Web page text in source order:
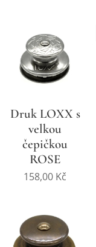
Druk LOXX s
velkou
čepičkou
ROSE
158,00 Kč